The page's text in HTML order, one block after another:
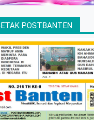
POSTBANTEN